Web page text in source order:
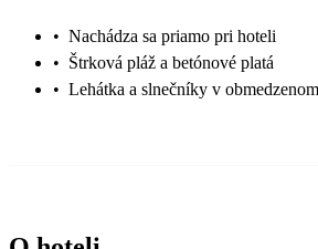
• Nachádza sa priamo pri hoteli
• Štrková pláž a betónové platá
• Lehátka a slnečníky v